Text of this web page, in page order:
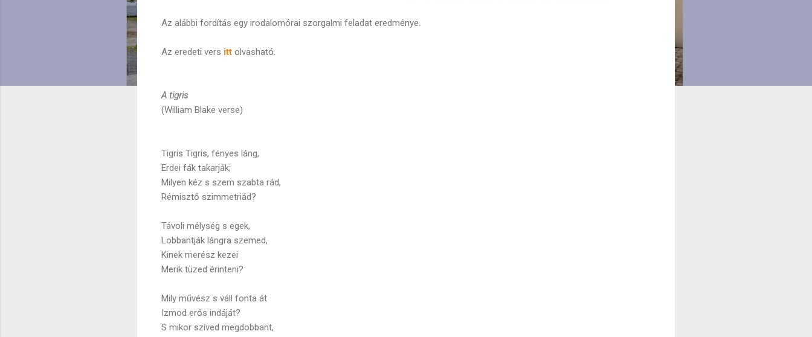
Az alábbi fordítás egy irodalomórai szorgalmi feladat eredménye.
Az eredeti vers itt olvasható.
A tigris
(William Blake verse)
Tigris Tigris, fényes láng,
Erdei fák takarják;
Milyen kéz s szem szabta rád,
Rémisztő szimmetriád?
Távoli mélység s egek,
Lobbantják lángra szemed,
Kinek merész kezei
Merik tüzed érinteni?
Mily művész s váll fonta át
Izmod erős indáját?
S mikor szíved megdobbant,